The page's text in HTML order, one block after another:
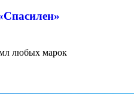
любых марок